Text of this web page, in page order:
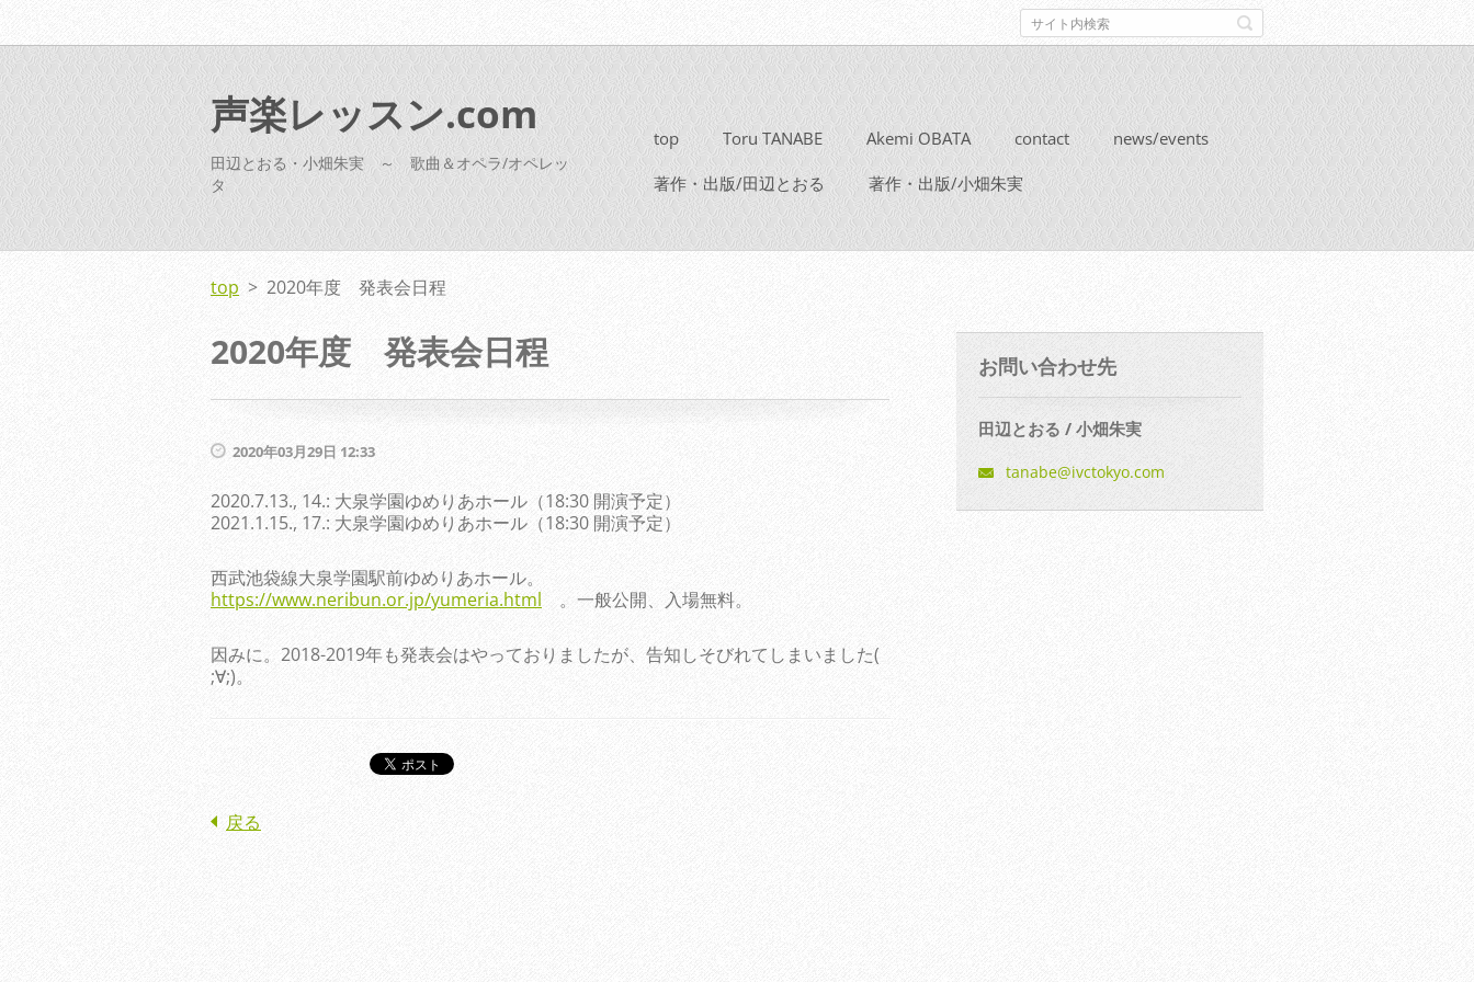
声楽レッスン.com
田辺とおる・小畑朱実 ～ 歌曲＆オペラ/オペレッ
タ
top Toru TANABE Akemi OBATA contact news/events
著作・出版/田辺とおる 著作・出版/小畑朱実
top > 2020年度 発表会日程
2020年度 発表会日程
2020年03月29日 12:33
2020.7.13., 14.: 大泉学園ゆめりあホール（18:30 開演予定）
2021.1.15., 17.: 大泉学園ゆめりあホール（18:30 開演予定）
西武池袋線大泉学園駅前ゆめりあホール。
https://www.neribun.or.jp/yumeria.html 。一般公開、入場無料。
因みに。2018-2019年も発表会はやっておりましたが、告知しそびれてしまいました(
;∀;)。
戻る
お問い合わせ先
田辺とおる / 小畑朱実
tanabe@ivctokyo.com